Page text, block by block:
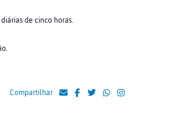
de cinco horas.
Compartilhar